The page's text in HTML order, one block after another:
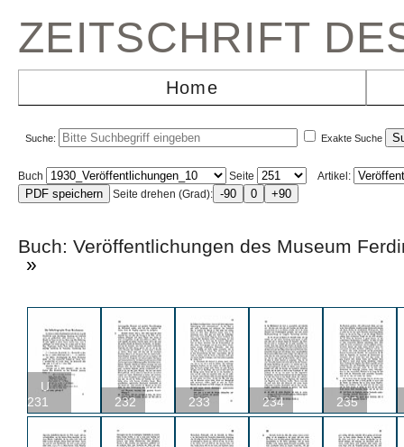
ZEITSCHRIFT
Home
Suche: Exakte Suche
Buch Seite
Artikel:
Seite drehen (Grad):
Buch: Veröffentlichungen des Museum
»
U
231
232 233 234 235